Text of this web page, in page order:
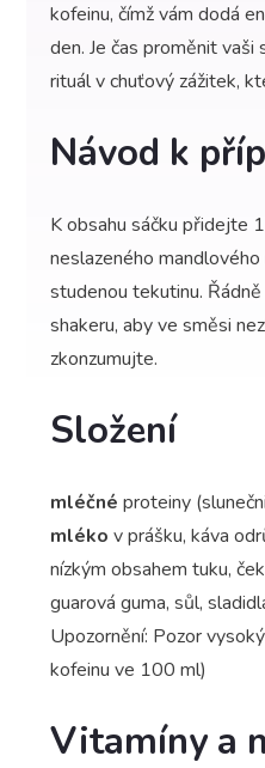
kofeinu, čímž vám dodá
den. Je čas proměnit
rituál v chuťový zážitek,
Návod k
K obsahu sáčku přidejte
neslazeného
studenou tekutinu.
shakeru, aby ve směsi
zkonzumujte.
Složení
mléčné proteiny
mléko v prášku, káva
nízkým obsahem tuku,
guarová guma, sůl,
Upozornění: Pozor
kofeinu ve 100 ml)
Vitamíny a